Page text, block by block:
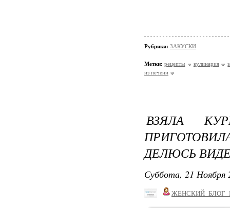
Рубрики: ЗАКУСКИ
Метки: рецепты кулинария
из печени
ВЗЯЛА
ДЕЛЮСЬ
Суббота, 21 Ноября